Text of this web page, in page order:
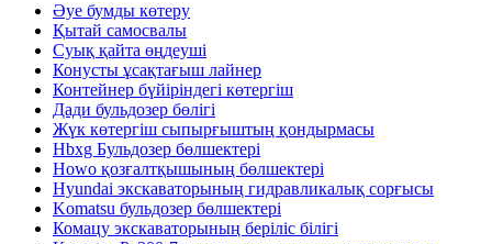
Әуе бумды көтеру
Қытай самосвалы
Суық қайта өңдеуші
Конусты ұсақтағыш лайнер
Контейнер бүйіріндегі көтергіш
Дади бульдозер бөлігі
Жүк көтергіш сыпырғыштың қондырмасы
Hbxg Бульдозер бөлшектері
Howo қозғалтқышының бөлшектері
Hyundai экскаваторының гидравликалық сорғысы
Komatsu бульдозер бөлшектері
Комацу экскаваторының беріліс білігі